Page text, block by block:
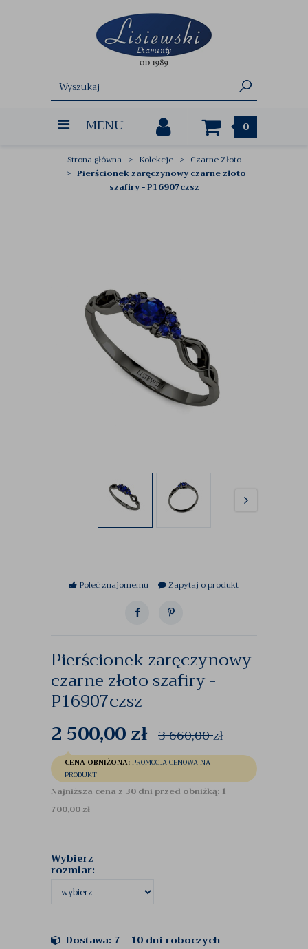
MENU 0
Strona główna Kolekcje
Czarne Złoto
Pierścionek zaręczynowy czarne złoto
szafiry - P16907czsz
Poleć znajomemu Zapytaj o produkt
Pierścionek zaręczynowy
czarne złoto szafiry -
P16907czsz
2 500,00zł 3 660,00zł
CENA OBNIŻONA:PROMOCJA CENOWA NA
PRODUKT
Najniższa cena z 30 dni przed obniżką: 1
700,00 zł
Wybierz
rozmiar:
Dostawa: 7 - 10 dni roboczych